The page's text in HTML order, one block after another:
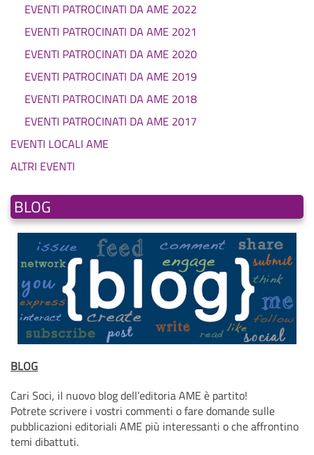
EVENTI PATROCINATI DA AME 2022
EVENTI PATROCINATI DA AME 2021
EVENTI PATROCINATI DA AME 2020
EVENTI PATROCINATI DA AME 2019
EVENTI PATROCINATI DA AME 2018
EVENTI PATROCINATI DA AME 2017
EVENTI LOCALI AME
ALTRI EVENTI
BLOG
BLOG
Cari Soci, il nuovo blog dell’editoria AME è partito!
Potrete scrivere i vostri commenti o fare domande sulle
pubblicazioni editoriali AME più interessanti o che affrontino
temi dibattuti.